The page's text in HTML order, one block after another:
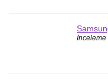
İnceleme